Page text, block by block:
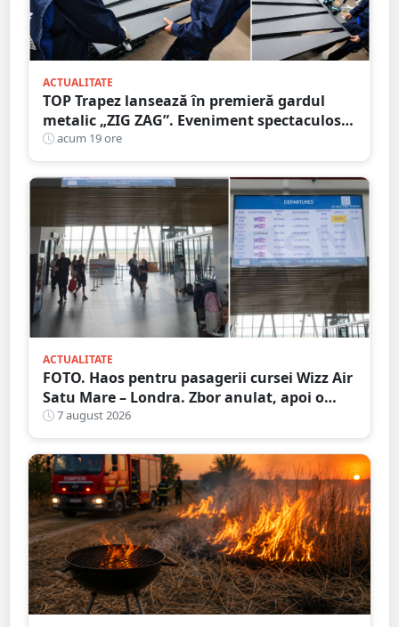
ACTUALITATE
TOP Trapez lansează în premieră gardul
metalic „ZIG ZAG”. Eveniment spectaculos
în Grădina Romei
acum 19 ore
ACTUALITATE
FOTO. Haos pentru pasagerii cursei Wizz Air
Satu Mare – Londra. Zbor anulat, apoi o
nouă întârziere. Fără explicații clare
7 august 2026